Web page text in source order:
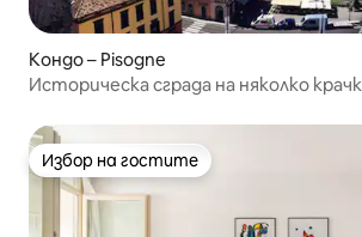
Кондо – Pisogne
Историческа сграда на няколко
Избор на гостите
Избор на гостите